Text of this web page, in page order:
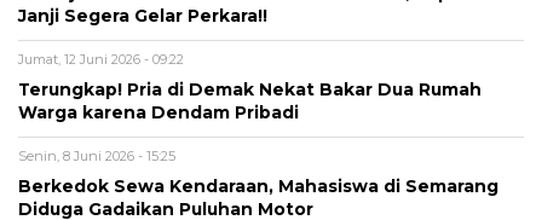
Janji Segera Gelar Perkara!!
Jumat, 12 Juni 2026 - 09:22
Terungkap! Pria di Demak Nekat Bakar Dua Rumah
Warga karena Dendam Pribadi
Senin, 8 Juni 2026 - 15:25
Berkedok Sewa Kendaraan, Mahasiswa di Semarang
Diduga Gadaikan Puluhan Motor